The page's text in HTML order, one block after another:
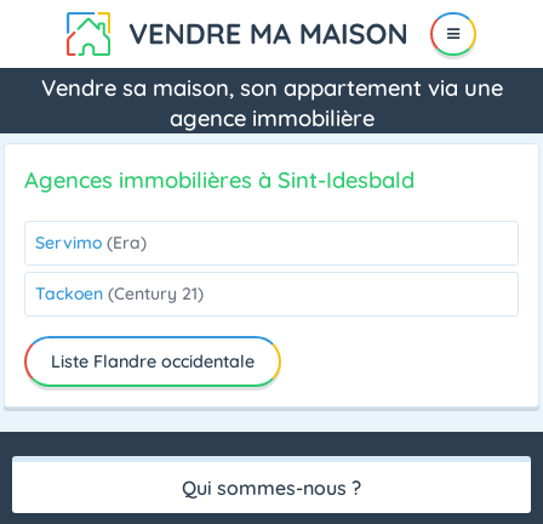
Vendre sa maison, son appartement via une
agence immobilière
Agences immobilières à Sint-Idesbald
Servimo (Era)
Tackoen (Century 21)
Liste Flandre occidentale
Qui sommes-nous ?